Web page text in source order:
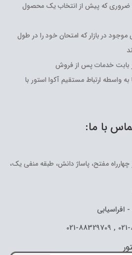
ضروری که پیش از انتخاب یک محصول
در بازار که امتحان خود را در طول
بابت خدمات پس از فروش
واسطه ارتباط مستقیم آکوا استور با
با ما:
چهارراه مفتح، پاساژ دانش، طبقه منفی یک،